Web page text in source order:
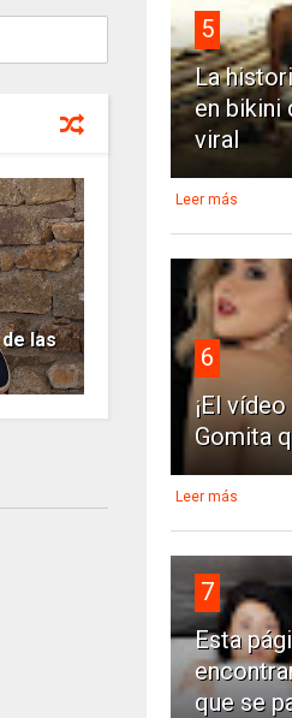
las
5
La
en bikini
viral
Leer más
6
¡El
Gomita
Leer más
7
Esta
que se